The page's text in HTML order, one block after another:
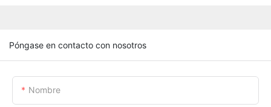
Póngase en contacto con nosotros
Nombre